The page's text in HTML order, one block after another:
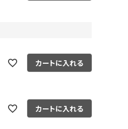
カートに入れる
カートに入れる